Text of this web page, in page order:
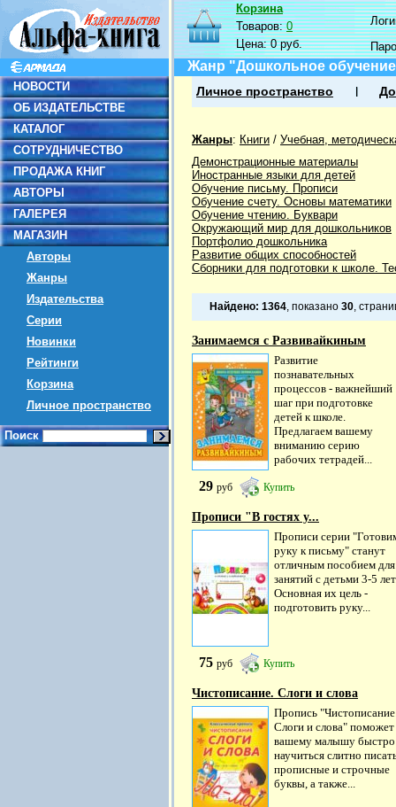
НОВОСТИ
ОБ ИЗДАТЕЛЬСТВЕ
КАТАЛОГ
СОТРУДНИЧЕСТВО
ПРОДАЖА КНИГ
АВТОРЫ
ГАЛЕРЕЯ
МАГАЗИН
Авторы
Жанры
Издательства
Серии
Новинки
Рейтинги
Корзина
Личное пространство
Поиск
Корзина
Товаров:0
Цена:0 руб.
Жанр "Дошкольное
Личное пространство
Жанры: Книги / Учебная,
Демонстрационные материалы
Иностранные языки для детей
Обучение письму. Прописи
Обучение счету. Основы математики
Обучение чтению. Буквари
Окружающий мир для дошкольников
Портфолио дошкольника
Развитие общих способностей
Сборники для подготовки к школе.
Найдено: 1364, показано 30,
Занимаемся с Развивайкиным
Развитие
познавательных
процессов - важнейший
шаг при подготовке
детей к школе.
Предлагаем вашему
вниманию серию
рабочих тетрадей...
29 руб Купить
Прописи "В гостях у...
Прописи серии
руку к письму" станут
отличным пособием для
занятий с детьми 3-5
Основная их цель -
подготовить руку...
75 руб Купить
Чистописание. Слоги и слова
Пропись
Слоги и слова" поможет
вашему малышу быстро
научиться слитно
прописные и строчные
буквы, а также...